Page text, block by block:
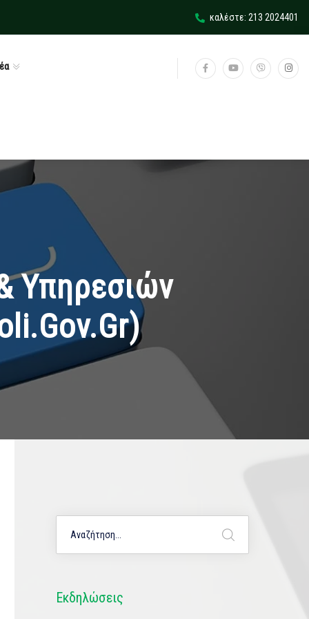
καλέστε: 213 2024401
Υπηρεσιών
Εκδηλώσεις